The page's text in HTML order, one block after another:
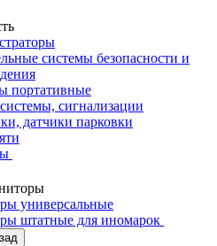
системы безопасности и
портативные
сигнализации
датчики парковки
универсальные
штатные для иномарок